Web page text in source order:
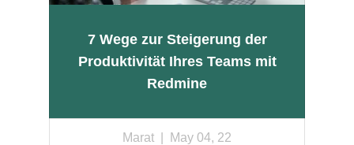
7 Wege zur Steigerung der
Produktivität Ihres Teams mit
Redmine
Marat | May 04, 22